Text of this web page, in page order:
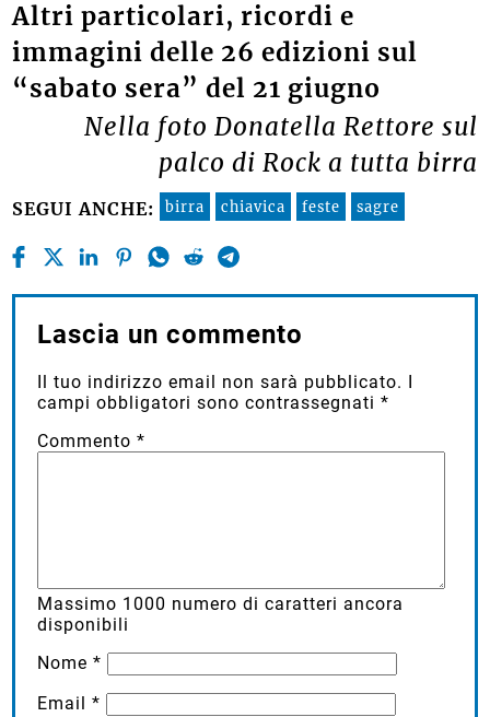
Altri particolari, ricordi e
immagini delle 26 edizioni sul
“sabato sera” del 21 giugno
Nella foto Donatella Rettore sul
palco di Rock a tutta birra
SEGUI ANCHE: birra chiavica feste sagre
Lascia un commento
Il tuo indirizzo email non sarà pubblicato. I
campi obbligatori sono contrassegnati*
Commento*
Massimo 1000 numero di caratteri ancora
disponibili
Nome*
Email*